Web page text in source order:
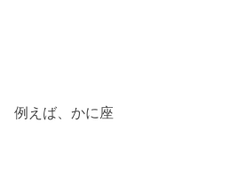
例えば、かに座